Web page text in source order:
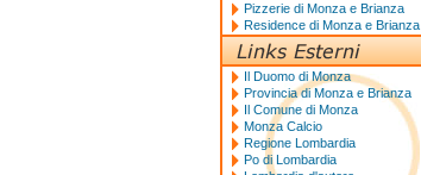
Pizzerie di Monza e Brianza
Residence di Monza e Brianza
Il Duomo di Monza
Provincia di Monza e Brianza
Il Comune di Monza
Monza Calcio
Regione Lombardia
Po di Lombardia